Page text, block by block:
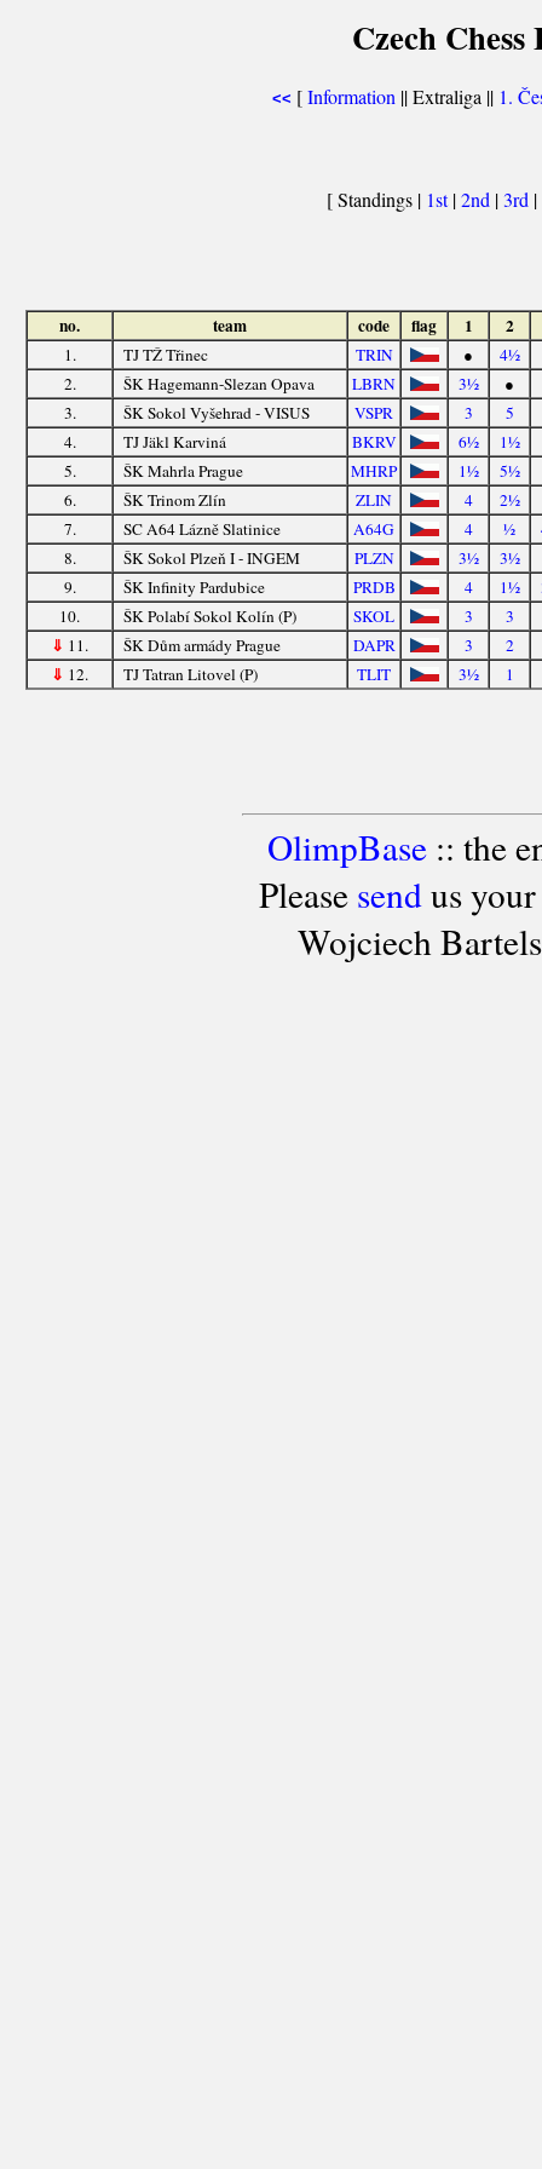
Czech
<< [Information || Extraliga || 1.
[ Standings | 1st|2nd |3rd |
no. team code flag 1 2
1. TJ TŽ Třinec TRIN ●
4½
2.
ŠK Hagemann-Slezan Opava LBRN 3½
●
3.
ŠK Sokol Vyšehrad - VISUS VSPR 3
5
4.
TJ Jäkl Karviná BKRV 6½
1½
5.
ŠK Mahrla Prague MHRP 1½
5½
6.
ŠK Trinom Zlín ZLIN 4
2½
7.
SC A64 Lázně Slatinice A64G 4 ½
8.
ŠK Sokol Plzeň I - INGEM PLZN 3½
3½
9.
ŠK Infinity Pardubice PRDB 4 1½
10.
ŠK Polabí Sokol Kolín (P) SKOL 3 3
⇓ 11. ŠK Dům armády Prague DAPR 3 2
⇓ 12. TJ Tatran Litovel (P) TLIT 3½ 1
OlimpBase:: the
Please sendus your
Wojciech